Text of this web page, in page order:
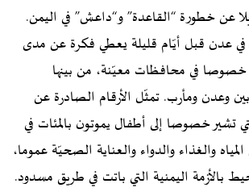
عن خطورة “القاعدة” و“داعش” في اليمن.
في عدن قبل أيّام قليلة يعطي فكرة عن مدى
خصوصا في محافظات معيّنة، من بينها
وعدن ومأرب. تمثّل الأرقام الصادرة عن
تشير خصوصا إلى أطفال يموتون بالمئات في
والغذاء والدواء والعناية الصحيّة عموما،
بالأزمة اليمنية التي باتت في طريق مسدود.